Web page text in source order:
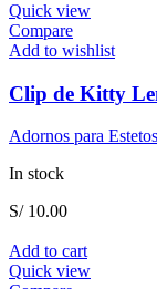
Quick view
Compare
Add to wishlist
Clip de Kitty
Adornos para
In stock
S/10.00
Add to cart
Quick view